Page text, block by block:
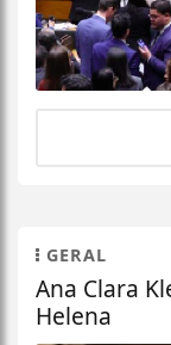
GERAL
Ana Clara
Helena